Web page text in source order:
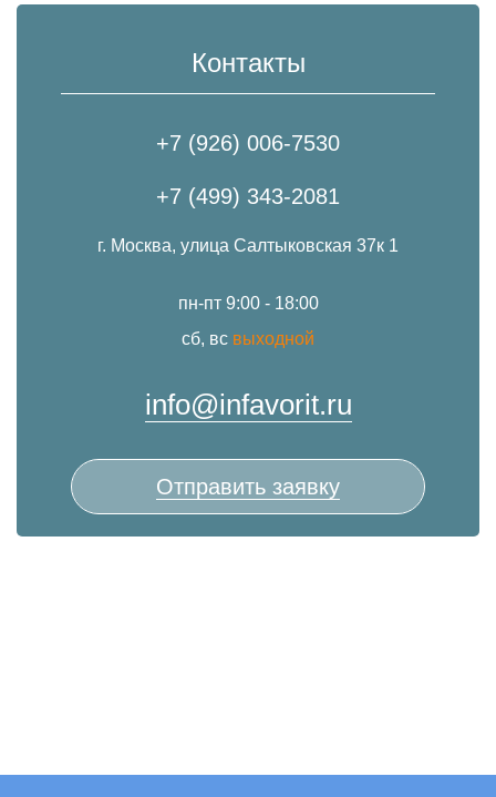
Контакты
+7 (926) 006-7530
+7 (499) 343-2081
г. Москва, улица Салтыковская 37к 1
пн-пт 9:00 - 18:00
сб, вс выходной
info@infavorit.ru
Отправить заявку